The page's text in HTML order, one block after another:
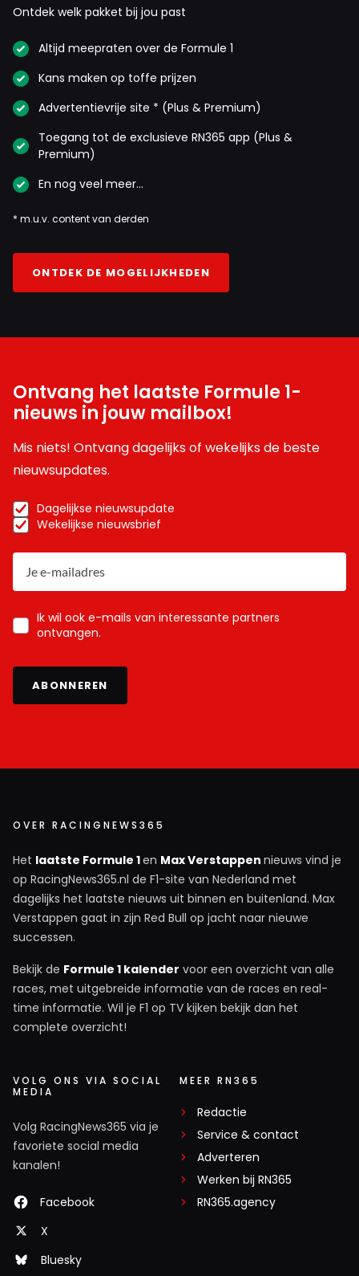
Ontdek welk pakket bij jou past
Altijd meepraten over de Formule 1
Kans maken op toffe prijzen
Advertentievrije site * (Plus & Premium)
Toegang tot de exclusieve RN365 app (Plus &
Premium)
En nog veel meer…
* m.u.v. content van derden
ONTDEK DE MOGELIJKHEDEN
Ontvang het laatste Formule 1-
nieuws in jouw mailbox!
Mis niets! Ontvang dagelijks of wekelijks de beste
nieuwsupdates.
Dagelijkse nieuwsupdate
Wekelijkse nieuwsbrief
Ik wil ook e-mails van interessante partners
ontvangen.
ABONNEREN
OVER RACINGNEWS365
Het laatste Formule 1en Max Verstappen nieuws vind je
op RacingNews365.nl de F1-site van Nederland met
dagelijks het laatste nieuws uit binnen en buitenland. Max
Verstappen gaat in zijn Red Bull op jacht naar nieuwe
successen.
Bekijk de Formule 1 kalender voor een overzicht van alle
races, met uitgebreide informatie van de races en real-
time informatie. Wil je F1 op TV kijken bekijk dan het
complete overzicht!
VOLG ONS VIA SOCIAL
MEDIA
Volg RacingNews365 via je
favoriete social media
kanalen!
Facebook
X
Bluesky
MEER RN365
Redactie
Service & contact
Adverteren
Werken bij RN365
RN365.agency